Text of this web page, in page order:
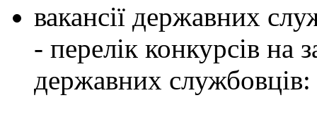
вакансії державних
- перелік конкурсів на
державних службовців: